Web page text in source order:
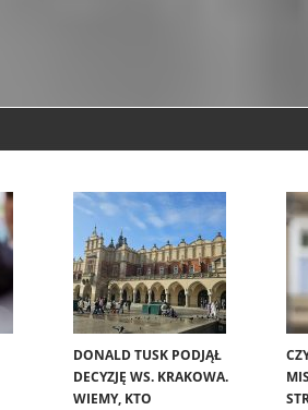
DONALD TUSK PODJĄŁ
DECYZJĘ WS. KRAKOWA.
WIEMY, KTO